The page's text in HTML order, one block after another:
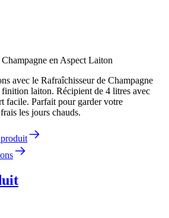
en Aspect Laiton
avec le Rafraîchisseur de Champagne
finition laiton. Récipient de 4 litres avec
facile. Parfait pour garder votre
les jours chauds.